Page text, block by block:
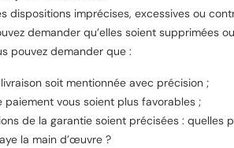
dispositions imprécises, excessives ou
demander qu’elles soient supprimées
pouvez demander que :
soit mentionnée avec précision ;
paiement vous soient plus favorables ;
de la garantie soient précisées : quelles
la main d’œuvre ?